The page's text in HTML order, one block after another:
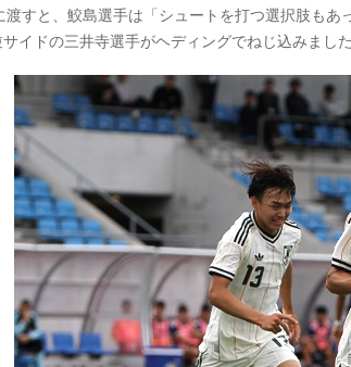
渡すと、鮫島選手は「シュートを打つ選択肢も
イドの三井寺選手がヘディングでねじ込みました